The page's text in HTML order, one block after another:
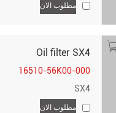
مطلوب الان
Oil filter SX4
16510-56K00-000
SX4
مطلوب الان